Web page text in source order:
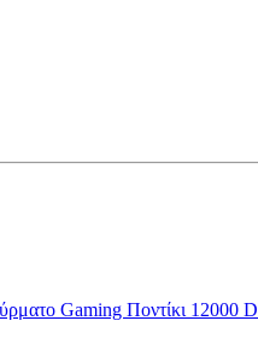
Gaming Ποντίκι 12000